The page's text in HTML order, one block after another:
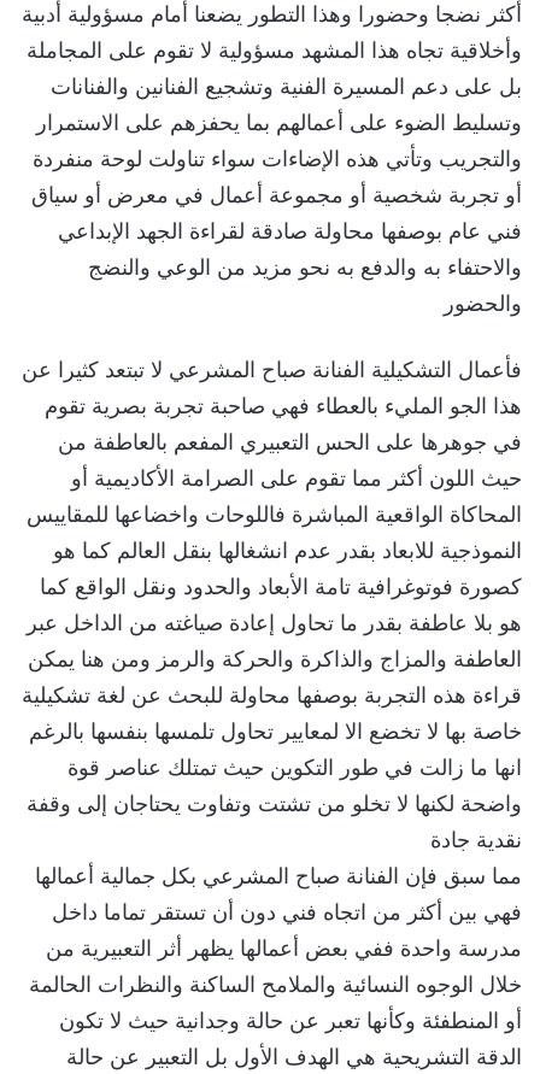
أكثر نضجا وحضورا وهذا التطور يضعنا أمام مسؤولية أدبية
وأخلاقية تجاه هذا المشهد مسؤولية لا تقوم على المجاملة
بل على دعم المسيرة الفنية وتشجيع الفنانين والفنانات
وتسليط الضوء على أعمالهم بما يحفزهم على الاستمرار
والتجريب وتأتي هذه الإضاءات سواء تناولت لوحة منفردة
أو تجربة شخصية أو مجموعة أعمال في معرض أو سياق
فني عام بوصفها محاولة صادقة لقراءة الجهد الإبداعي
والاحتفاء به والدفع به نحو مزيد من الوعي والنضج
والحضور
فأعمال التشكيلية الفنانة صباح المشرعي لا تبتعد كثيرا عن
هذا الجو المليء بالعطاء فهي صاحبة تجربة بصرية تقوم
في جوهرها على الحس التعبيري المفعم بالعاطفة من
حيث اللون أكثر مما تقوم على الصرامة الأكاديمية أو
المحاكاة الواقعية المباشرة فاللوحات واخضاعها للمقاييس
النموذجية للابعاد بقدر عدم انشغالها بنقل العالم كما هو
كصورة فوتوغرافية تامة الأبعاد والحدود ونقل الواقع كما
هو بلا عاطفة بقدر ما تحاول إعادة صياغته من الداخل عبر
العاطفة والمزاج والذاكرة والحركة والرمز ومن هنا يمكن
قراءة هذه التجربة بوصفها محاولة للبحث عن لغة تشكيلية
خاصة بها لا تخضع الا لمعايير تحاول تلمسها بنفسها بالرغم
انها ما زالت في طور التكوين حيث تمتلك عناصر قوة
واضحة لكنها لا تخلو من تشتت وتفاوت يحتاجان إلى وقفة
نقدية جادة
مما سبق فإن الفنانة صباح المشرعي بكل جمالية أعمالها
فهي بين أكثر من اتجاه فني دون أن تستقر تماما داخل
مدرسة واحدة ففي بعض أعمالها يظهر أثر التعبيرية من
خلال الوجوه النسائية والملامح الساكنة والنظرات الحالمة
أو المنطفئة وكأنها تعبر عن حالة وجدانية حيث لا تكون
الدقة التشريحية هي الهدف الأول بل التعبير عن حالة